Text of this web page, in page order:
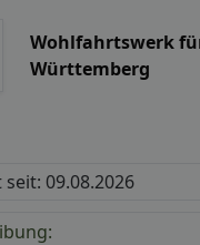
Wohlfahrtswerk
Württemberg
09.08.2026